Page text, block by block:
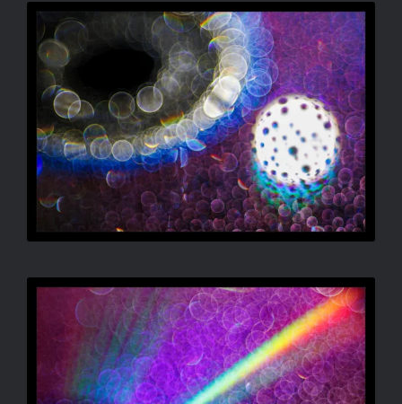
RADULOVIC ATTILA –
SZINGULARITÁS
RADULOVIC ATTILA –
PROJEKCIÓ II.